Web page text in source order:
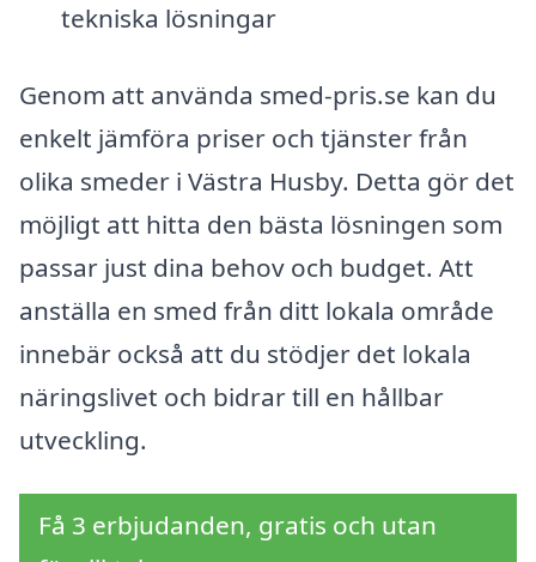
tekniska lösningar
Genom att använda smed-pris.se kan du
enkelt jämföra priser och tjänster från
olika smeder i Västra Husby. Detta gör det
möjligt att hitta den bästa lösningen som
passar just dina behov och budget. Att
anställa en smed från ditt lokala område
innebär också att du stödjer det lokala
näringslivet och bidrar till en hållbar
utveckling.
Få 3 erbjudanden, gratis och utan